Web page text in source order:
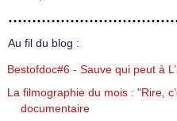
Au fil du blog :
Bestofdoc#6 - Sauve qui peut à
La filmographie du mois : "Rire,
documentaire